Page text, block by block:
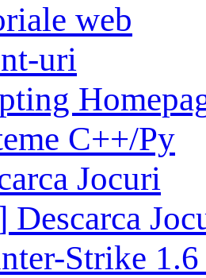
web
uri
C++/Py
Jocuri
Strike 1.6